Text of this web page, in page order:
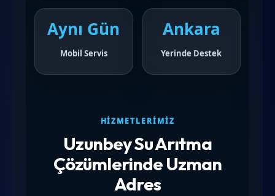
Aynı Gün
Mobil Servis
Ankara
Yerinde Destek
HIZMETLERIMIZ
Uzunbey Su Arıtma
Çözümlerinde Uzman
Adres